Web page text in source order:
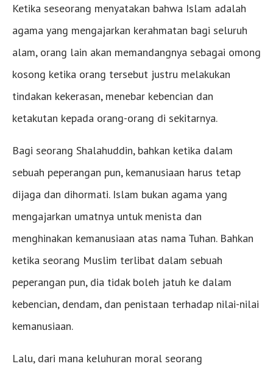
Ketika seseorang menyatakan bahwa Islam adalah
agama yang mengajarkan kerahmatan bagi seluruh
alam, orang lain akan memandangnya sebagai omong
kosong ketika orang tersebut justru melakukan
tindakan kekerasan, menebar kebencian dan
ketakutan kepada orang-orang di sekitarnya.
Bagi seorang Shalahuddin, bahkan ketika dalam
sebuah peperangan pun, kemanusiaan harus tetap
dijaga dan dihormati. Islam bukan agama yang
mengajarkan umatnya untuk menista dan
menghinakan kemanusiaan atas nama Tuhan. Bahkan
ketika seorang Muslim terlibat dalam sebuah
peperangan pun, dia tidak boleh jatuh ke dalam
kebencian, dendam, dan penistaan terhadap nilai-nilai
kemanusiaan.
Lalu, dari mana keluhuran moral seorang